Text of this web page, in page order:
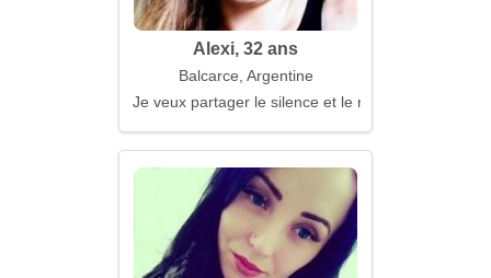
Alexi, 32 ans
Balcarce, Argentine
Je veux partager le silence et le rire